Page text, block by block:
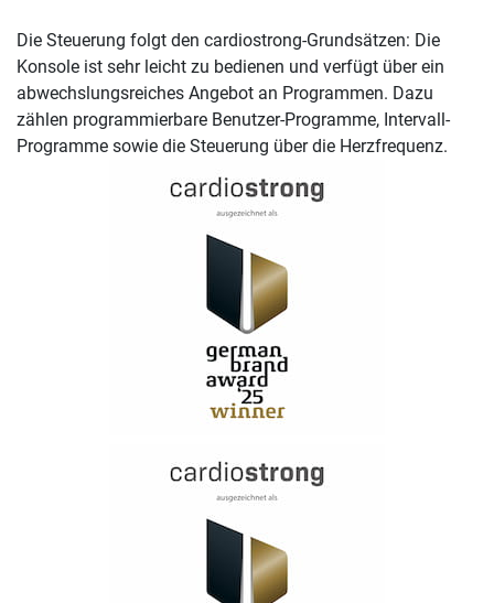
Die Steuerung folgt den cardiostrong-Grundsätzen: Die
Konsole ist sehr leicht zu bedienen und verfügt über ein
abwechslungsreiches Angebot an Programmen. Dazu
zählen programmierbare Benutzer-Programme, Intervall-
Programme sowie die Steuerung über die Herzfrequenz.